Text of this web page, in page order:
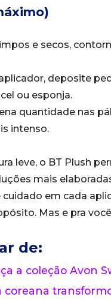
e secos,
deposite
ou esponja.
quantidade nas
intenso.
leve, o BT Plush
mais
em cada
Mas e pra
de:
a coleção Avon
coreana